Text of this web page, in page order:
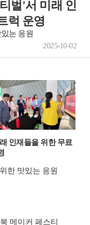
벌'서 미래 인
럭 운영
는 응원
2025-10-02
인재들을 위한 무료
한 맛있는 응원
메이커 페스티